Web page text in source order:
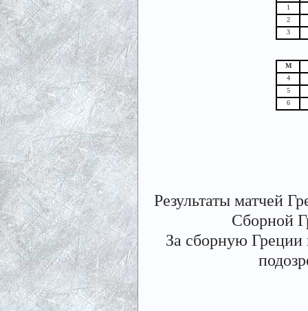
1
2
3
М
4
5
6
Результаты матчей
Сборной
За сборную Греции